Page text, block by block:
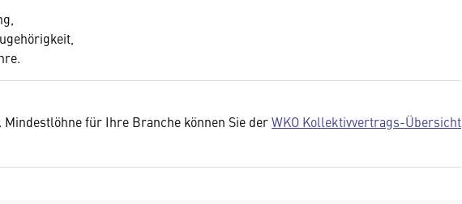
Mindestlöhne für Ihre Branche können Sie derWKO Kollektivvertrags-Übersicht